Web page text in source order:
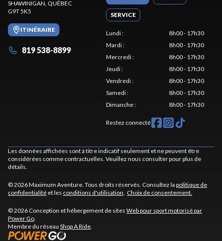
SHAWINIGAN, QUÉBEC
G9T 5K5
ITINÉRAIRE
819 538-8899
SERVICE
Lundi:
8h00 - 17h30
Mardi:
8h00 - 17h30
Mercredi:
8h00 - 17h30
Jeudi:
8h00 - 17h30
Vendredi:
8h00 - 17h30
Samedi:
8h00 - 17h30
Dimanche: 8h00 - 17h30
Restez connecté
Les données affichées sont à titre indicatif seulement et ne peuvent être
considérées comme contractuelles. Veuillez nous consulter pour plus de
détails.
© 2026 Maximum Aventure. Tous droits réservés. Consultez la politique de
confidentialité et les conditions d'utilisation. Choix de consentement.
© 2026 Conception et hébergement de sites Web pour sport motorisé par
Power Go.
Membre du réseau Shop A Ride.